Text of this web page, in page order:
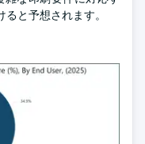
と予想されます。